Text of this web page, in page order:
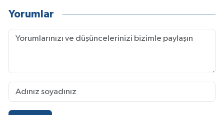
Yorumlar